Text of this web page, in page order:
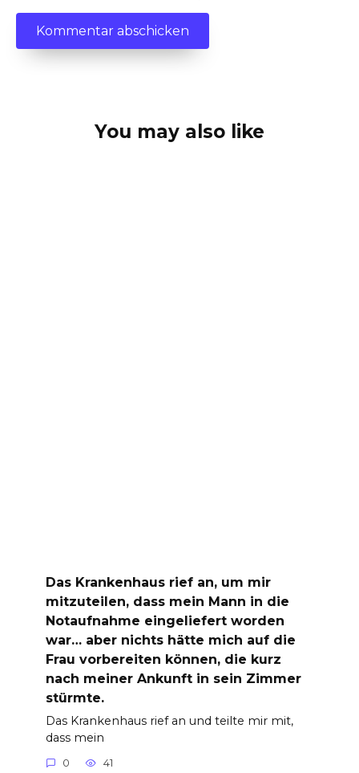
You may also like
Das Krankenhaus rief an, um mir
mitzuteilen, dass mein Mann in die
Notaufnahme eingeliefert worden
war… aber nichts hätte mich auf die
Frau vorbereiten können, die kurz
nach meiner Ankunft in sein Zimmer
stürmte.
Das Krankenhaus rief an und teilte mir mit,
dass mein
0 41